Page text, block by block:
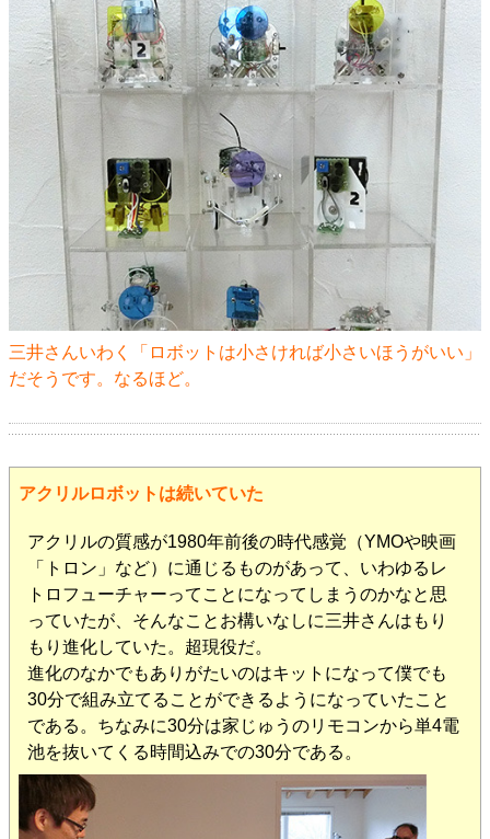
三井さんいわく「ロボットは小さければ小さいほうがいい」
だそうです。なるほど。
アクリルロボットは続いていた
アクリルの質感が1980年前後の時代感覚（YMOや映画
「トロン」など）に通じるものがあって、いわゆるレ
トロフューチャーってことになってしまうのかなと思
っていたが、そんなことお構いなしに三井さんはもり
もり進化していた。超現役だ。
進化のなかでもありがたいのはキットになって僕でも
30分で組み立てることができるようになっていたこと
である。ちなみに30分は家じゅうのリモコンから単4電
池を抜いてくる時間込みでの30分である。